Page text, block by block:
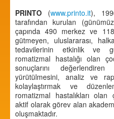
PRINTO (www.printo.it),
tarafından kurulan
çapında 490 merkez ve
gütmeyen, uluslararası,
tedavilerinin etkinlik ve
romatizmal hastalığı olan
sonuçlarını değerlendiren
yürütülmesini, analiz ve
kolaylaştırmak ve
romatizmal hastalıkları olan
aktif olarak görev alan
oluşmaktadır.